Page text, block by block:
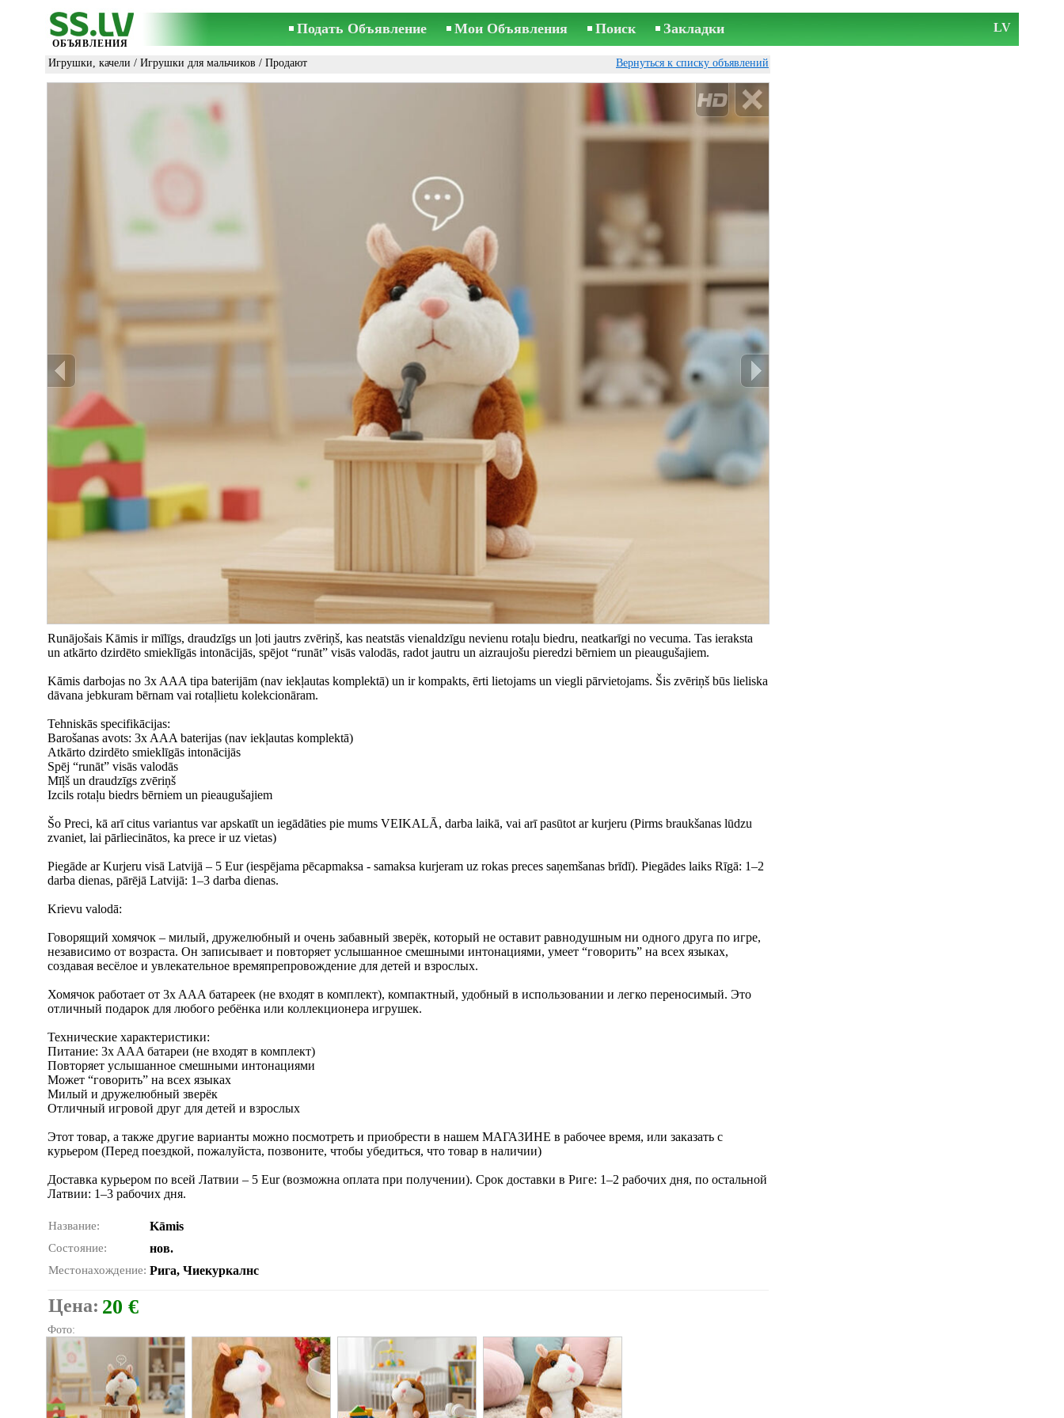
ОБЪЯВЛЕНИЯ
Подать Объявление Мои Объявления Поиск Закладки LV
Игрушки, качели / Игрушки для мальчиков / Продают Вернуться к списку объявлений
Runājošais Kāmis ir mīlīgs, draudzīgs un ļoti jautrs zvēriņš, kas neatstās vienaldzīgu nevienu rotaļu biedru, neatkarīgi no vecuma. Tas ieraksta
un atkārto dzirdēto smieklīgās intonācijās, spējot “runāt” visās valodās, radot jautru un aizraujošu pieredzi bērniem un pieaugušajiem.
Kāmis darbojas no 3x AAA tipa baterijām (nav iekļautas komplektā) un ir kompakts, ērti lietojams un viegli pārvietojams. Šis zvēriņš būs lieliska
dāvana jebkuram bērnam vai rotaļlietu kolekcionāram.
Tehniskās specifikācijas:
Barošanas avots: 3x AAA baterijas (nav iekļautas komplektā)
Atkārto dzirdēto smieklīgās intonācijās
Spēj “runāt” visās valodās
Mīļš un draudzīgs zvēriņš
Izcils rotaļu biedrs bērniem un pieaugušajiem
Šo Preci, kā arī citus variantus var apskatīt un iegādāties pie mums VEIKALĀ, darba laikā, vai arī pasūtot ar kurjeru (Pirms braukšanas lūdzu
zvaniet, lai pārliecinātos, ka prece ir uz vietas)
Piegāde ar Kurjeru visā Latvijā – 5 Eur (iespējama pēcapmaksa - samaksa kurjeram uz rokas preces saņemšanas brīdī). Piegādes laiks Rīgā: 1–2
darba dienas, pārējā Latvijā: 1–3 darba dienas.
Krievu valodā:
Говорящий хомячок – милый, дружелюбный и очень забавный зверёк, который не оставит равнодушным ни одного друга по игре,
независимо от возраста. Он записывает и повторяет услышанное смешными интонациями, умеет “говорить” на всех языках,
создавая весёлое и увлекательное времяпрепровождение для детей и взрослых.
Хомячок работает от 3x AAA батареек (не входят в комплект), компактный, удобный в использовании и легко переносимый. Это
отличный подарок для любого ребёнка или коллекционера игрушек.
Технические характеристики:
Питание: 3x AAA батареи (не входят в комплект)
Повторяет услышанное смешными интонациями
Может “говорить” на всех языках
Милый и дружелюбный зверёк
Отличный игровой друг для детей и взрослых
Этот товар, а также другие варианты можно посмотреть и приобрести в нашем МАГАЗИНЕ в рабочее время, или заказать с
курьером (Перед поездкой, пожалуйста, позвоните, чтобы убедиться, что товар в наличии)
Доставка курьером по всей Латвии – 5 Eur (возможна оплата при получении). Срок доставки в Риге: 1–2 рабочих дня, по остальной
Латвии: 1–3 рабочих дня.
Название: Kāmis
Состояние: нов.
Местонахождение: Рига, Чиекуркалнс
Цена: 20 €
Фото: